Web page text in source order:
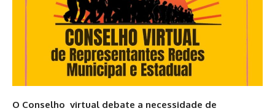
O Conselho virtual debate a necessidade de